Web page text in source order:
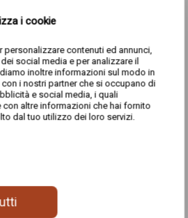
i cookie
contenuti ed annunci,
social media e per analizzare il
inoltre informazioni sul modo in
i nostri partner che si occupano di
e social media, i quali
altre informazioni che hai fornito
dal tuo utilizzo dei loro servizi.